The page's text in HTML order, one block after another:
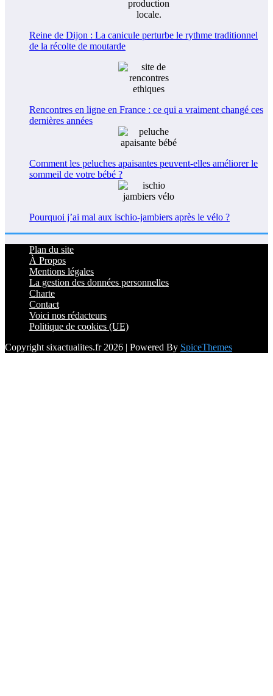
Reine de Dijon : La canicule perturbe le rythme traditionnel
de la récolte de moutarde
Rencontres en ligne en France : ce qui a vraiment changé ces
dernières années
Comment les peluches apaisantes peuvent-elles améliorer le
sommeil de votre bébé ?
Pourquoi j’ai mal aux ischio-jambiers après le vélo ?
Plan du site
À Propos
Mentions légales
La gestion des données personnelles
Charte
Contact
Voici nos rédacteurs
Politique de cookies (UE)
Copyright sixactualites.fr 2026 | Powered By SpiceThemes